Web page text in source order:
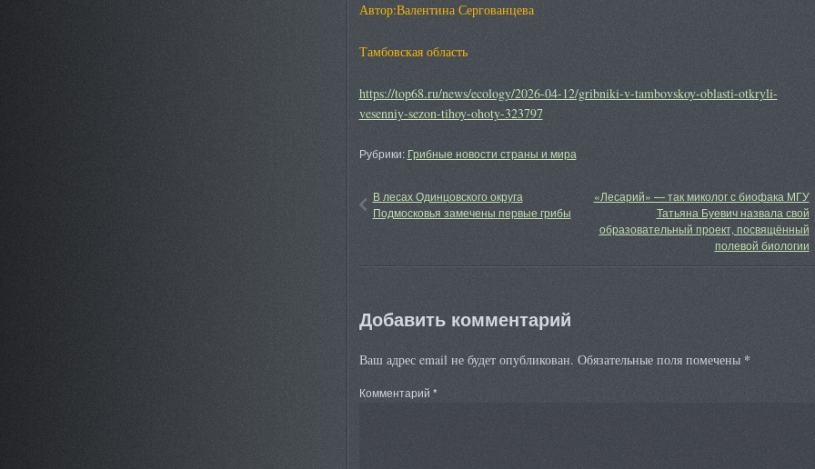
Автор:Валентина Сергованцева
Тамбовская область
https://top68.ru/news/ecology/2026-04-12/gribniki-v-tambovskoy-oblasti-otkryli-
vesenniy-sezon-tihoy-ohoty-323797
Рубрики: Грибные новости страны и мира
В лесах Одинцовского округа
Подмосковья замечены первые грибы
«Лесарий» — так миколог с биофака МГУ
Татьяна Буевич назвала свой
образовательный проект, посвящённый
полевой биологии
Добавить комментарий
Ваш адрес email не будет опубликован. Обязательные поля помечены *
Комментарий *